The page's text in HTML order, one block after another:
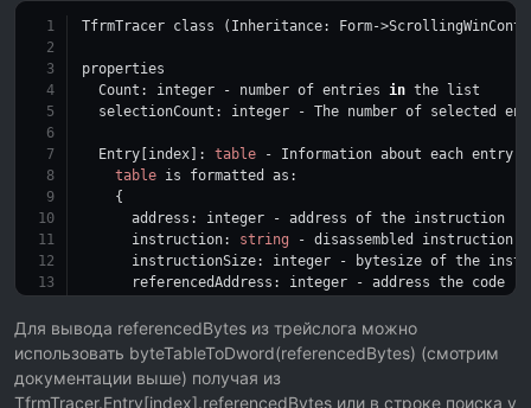
if tracerForm.Entry[index] ~= nil then
if Compare(entry)
        Selected(entry, index)
        PrintData(entry,index )
end
-- Можно свое условие
addressEAX = 0x001FB780
return addressEAX == entry.context.EAX
end
function PrintData(entry)
TfrmTracer class (Inheritance: Form-
properties
  Count: integer - number of entries
in the list
selectionCount: integer - The number of selected
  Entry[index]:
table - Information about each
table is formatted as:
    {
      address: integer - address of the instruction
      instruction:
string - disassembled instruction
instructionSize: integer - bytesize of the
referencedAddress: integer - address the code
context: contexttable - the state of the cpu
      hasStackSnapshot: boolean - set to
true if
      selected: boolean - Set to
true the entry is
Для вывода referencedBytes из трейслога можно
использовать byteTableToDword(referencedBytes) (смотрим
документации выше) получая из
TfrmTracer.Entry[index].referencedBytes или в строке поиска у